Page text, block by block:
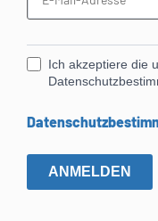
Ich akzeptiere die
ANMELDEN